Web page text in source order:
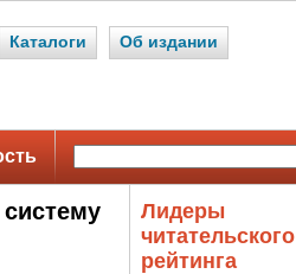
Каталоги Об издании
Лидеры
читательского
рейтинга